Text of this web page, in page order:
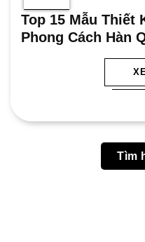
Top 15 Mẫu Thiết
Phong Cách Hàn
Trung Quốc Ấn
Tìm